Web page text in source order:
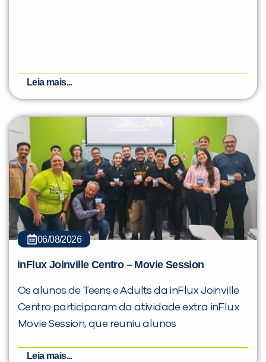
Leia mais...
06/08/2026
inFlux Joinville Centro – Movie Session
Os alunos de Teens e Adults da inFlux Joinville
Centro participaram da atividade extra inFlux
Movie Session, que reuniu alunos
Leia mais...